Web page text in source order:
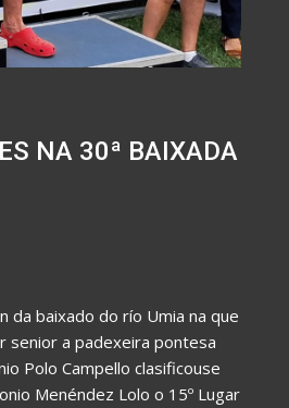
NA 30ª BAIXADA
da baixado do río Umia na que
senior a padexeira pontesa
Polo Campello clasificouse
Menéndez Lolo o 15º Lugar